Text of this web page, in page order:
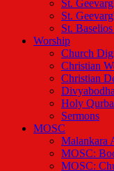
St.
St.
St.
Worship
Church
Christian
Christian
Holy
Sermons
MOSC
Malankara
MOSC:
MOSC: